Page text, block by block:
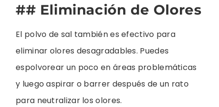
## Eliminación de Olores
El polvo de sal también es efectivo para
eliminar olores desagradables. Puedes
espolvorear un poco en áreas problemáticas
y luego aspirar o barrer después de un rato
para neutralizar los olores.